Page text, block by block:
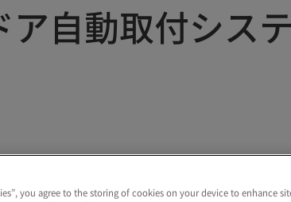
自動取付シス
you agree to the storing of cookies on your device to enhance